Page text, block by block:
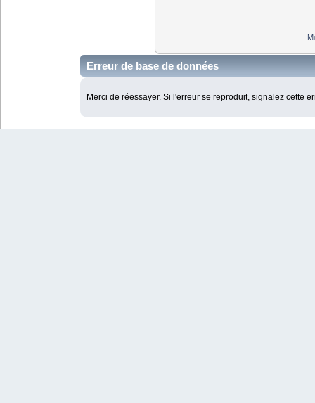
Erreur de base de données
Merci de réessayer. Si l'erreur se reproduit, signalez cette